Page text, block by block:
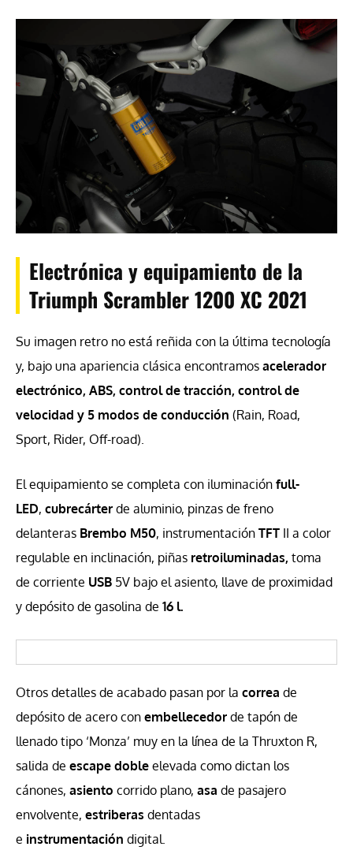
Electrónica y equipamiento de la
Triumph Scrambler 1200 XC 2021
Su imagen retro no está reñida con la última tecnología
y, bajo una apariencia clásica encontramos acelerador
electrónico, ABS, control de tracción, control de
velocidad y 5 modos de conducción (Rain, Road,
Sport, Rider, Off-road).
El equipamiento se completa con iluminación full-
LED, cubrecárter de aluminio, pinzas de freno
delanteras Brembo M50, instrumentación TFT II a color
regulable en inclinación, piñas retroiluminadas, toma
de corriente USB 5V bajo el asiento, llave de proximidad
y depósito de gasolina de 16 l.
Otros detalles de acabado pasan por la correa de
depósito de acero con embellecedor de tapón de
llenado tipo ‘Monza’ muy en la línea de la Thruxton R,
salida de escape doble elevada como dictan los
cánones, asiento corrido plano, asa de pasajero
envolvente, estriberas dentadas
e instrumentación digital.